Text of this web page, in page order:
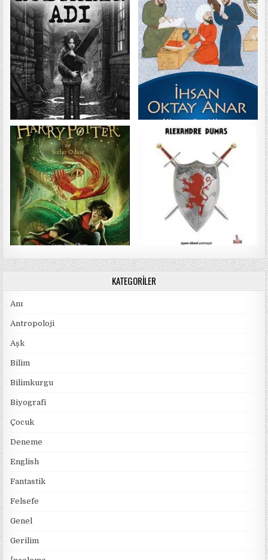
KATEGORILER
Anı
Antropoloji
Aşk
Bilim
Bilimkurgu
Biyografi
Çocuk
Deneme
English
Fantastik
Felsefe
Genel
Gerilim